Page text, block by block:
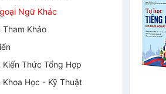
Ngữ Khác
Tham Khảo
Kiến Thức Tổng Hợp
Khoa Học - Kỹ Thuật